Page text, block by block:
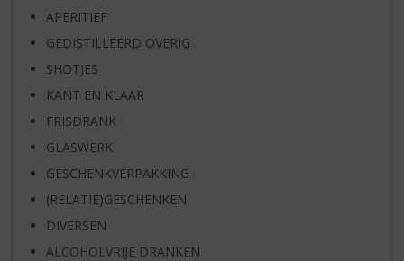
APERITIEF
GEDISTILLEERD OVERIG
SHOTJES
KANT EN KLAAR
FRISDRANK
GLASWERK
GESCHENKVERPAKKING
(RELATIE)GESCHENKEN
DIVERSEN
ALCOHOLVRIJE DRANKEN